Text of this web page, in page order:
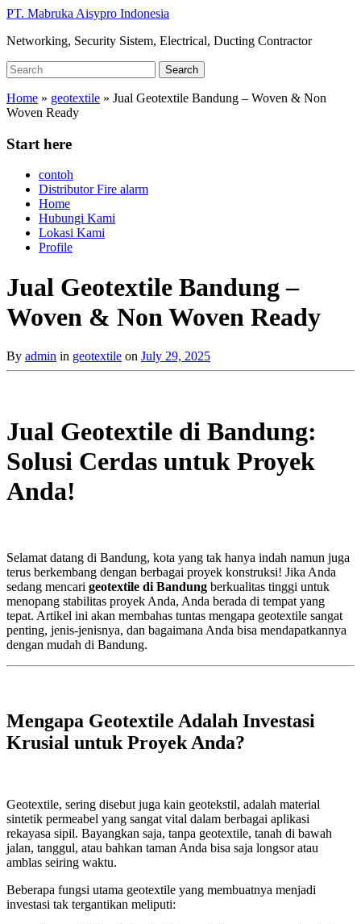
Skip
main
PT. Mabruka Aisypro Indonesia
Networking, Security Sistem, Electrical, Ducting Contractor
Search
for:
Search
Home » geotextile » Jual Geotextile Bandung – Woven & Non
Woven Ready
Start here
contoh
Distributor Fire alarm
Home
Hubungi Kami
Lokasi Kami
Profile
Jual Geotextile Bandung –
Woven & Non Woven Ready
By admin in geotextile on July 29, 2025
Jual Geotextile di Bandung:
Solusi Cerdas untuk Proyek
Anda!
Selamat datang di Bandung, kota yang tak hanya indah namun juga
terus berkembang dengan berbagai proyek konstruksi! Jika Anda
sedang mencari geotextile di Bandung berkualitas tinggi untuk
menopang stabilitas proyek Anda, Anda berada di tempat yang
tepat. Artikel ini akan membahas tuntas mengapa geotextile sangat
penting, jenis-jenisnya, dan bagaimana Anda bisa mendapatkannya
dengan mudah di Bandung.
Mengapa Geotextile Adalah Investasi
Krusial untuk Proyek Anda?
Geotextile, sering disebut juga kain geotekstil, adalah material
sintetik permeabel yang sangat vital dalam berbagai aplikasi
rekayasa sipil. Bayangkan saja, tanpa geotextile, tanah di bawah
jalan, tanggul, atau bahkan taman Anda bisa saja longsor atau
amblas seiring waktu.
Beberapa fungsi utama geotextile yang membuatnya menjadi
investasi tak tergantikan meliputi: